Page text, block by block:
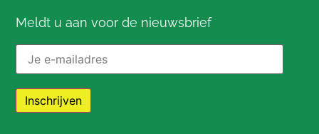
Meldt u aan voor de nieuwsbrief